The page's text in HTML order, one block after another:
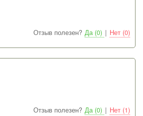
Отзыв полезен? Да (0) | Нет (0)
Отзыв полезен? Да (0) | Нет (1)